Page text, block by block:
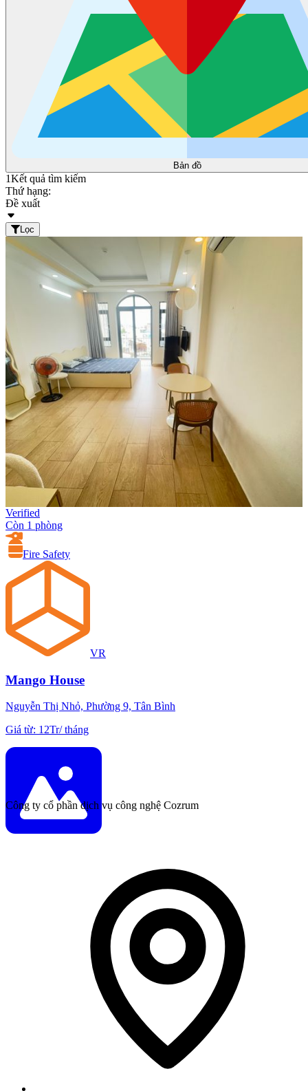
Bản đồ
1Kết quả tìm kiếm
Thứ hạng:
Đề xuất
Lọc
Verified
Còn 1 phòng
Fire Safety
VR
Mango House
Nguyễn Thị Nhỏ, Phường 9, Tân Bình
Giá từ: 12Tr/tháng
Công ty cổ phần dịch vụ công nghệ Cozrum